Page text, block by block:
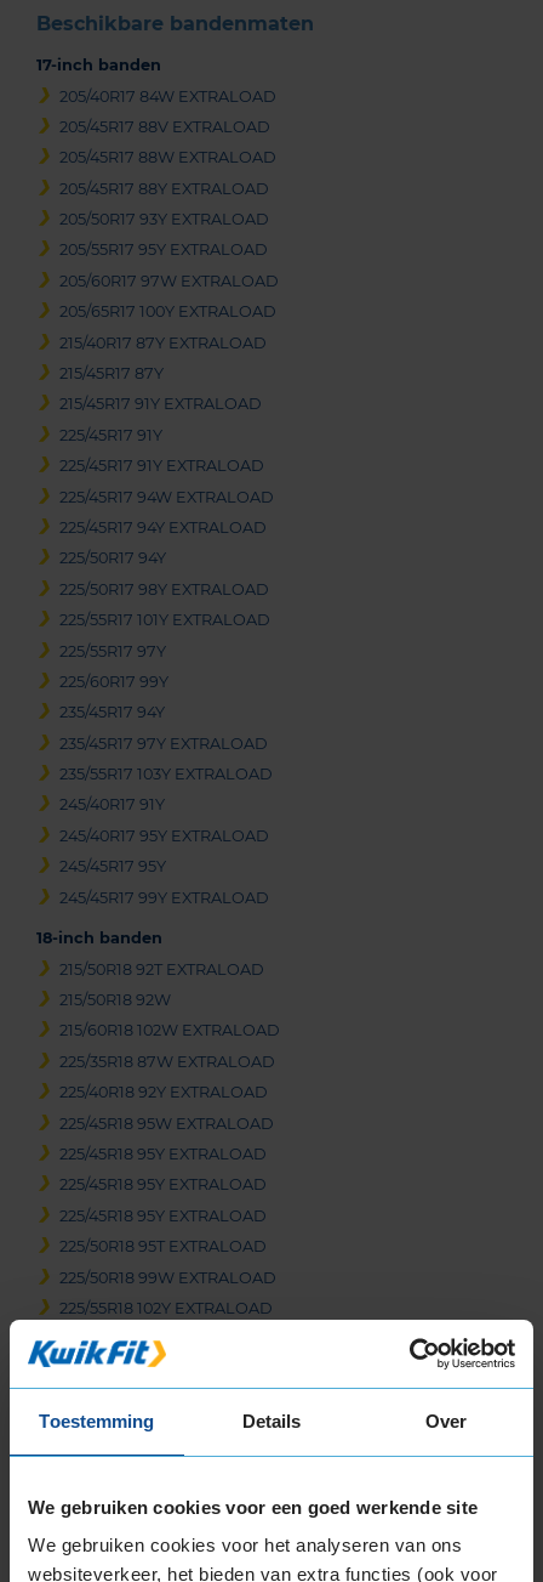
Toestemming Details Over
We gebruiken cookies voor een goed werkende site
We gebruiken cookies voor het analyseren van ons
websiteverkeer, het bieden van extra functies (ook voor
Beschikbare bandenmaten
17-inch banden
205/40R17 84W EXTRALOAD
205/45R17 88V EXTRALOAD
205/45R17 88W EXTRALOAD
205/45R17 88Y EXTRALOAD
205/50R17 93Y EXTRALOAD
205/55R17 95Y EXTRALOAD
205/60R17 97W EXTRALOAD
205/65R17 100Y EXTRALOAD
215/40R17 87Y EXTRALOAD
215/45R17 87Y
215/45R17 91Y EXTRALOAD
225/45R17 91Y
225/45R17 91Y EXTRALOAD
225/45R17 94W EXTRALOAD
225/45R17 94Y EXTRALOAD
225/50R17 94Y
225/50R17 98Y EXTRALOAD
225/55R17 101Y EXTRALOAD
225/55R17 97Y
225/60R17 99Y
235/45R17 94Y
235/45R17 97Y EXTRALOAD
235/55R17 103Y EXTRALOAD
245/40R17 91Y
245/40R17 95Y EXTRALOAD
245/45R17 95Y
245/45R17 99Y EXTRALOAD
18-inch banden
215/50R18 92T EXTRALOAD
215/50R18 92W
215/60R18 102W EXTRALOAD
225/35R18 87W EXTRALOAD
225/40R18 92Y EXTRALOAD
225/45R18 95W EXTRALOAD
225/45R18 95Y EXTRALOAD
225/45R18 95Y EXTRALOAD
225/45R18 95Y EXTRALOAD
225/50R18 95T EXTRALOAD
225/50R18 99W EXTRALOAD
225/55R18 102Y EXTRALOAD
225/55R18 98Y
235/40R18 95Y EXTRALOAD
235/45R18 94W EXTRALOAD
235/45R18 94W EXTRALOAD
235/45R18 98Y EXTRALOAD
235/45R18 98Y EXTRALOAD